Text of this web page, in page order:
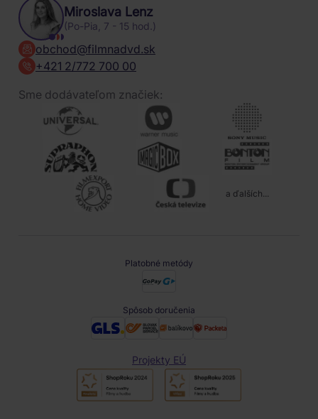
Miroslava Lenz
(Po-Pia, 7 - 15 hod.)
obchod@filmnadvd.sk
+421 2/772 700 00
Sme dodávateľom značiek:
a ďalších...
Platobné metódy
Spôsob doručenia
Projekty EÚ